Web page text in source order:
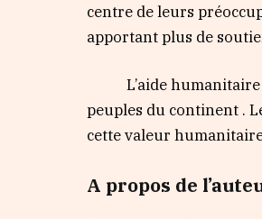
centre de leurs
apportant plus de
L’aide humanitaire
peuples du continent .
cette valeur
A propos de